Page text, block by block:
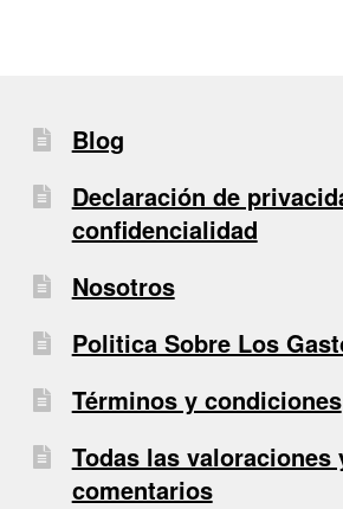
Blog
Declaración de
confidencialidad
Nosotros
Politica Sobre Los
Términos y condiciones
Todas las valoraciones
comentarios